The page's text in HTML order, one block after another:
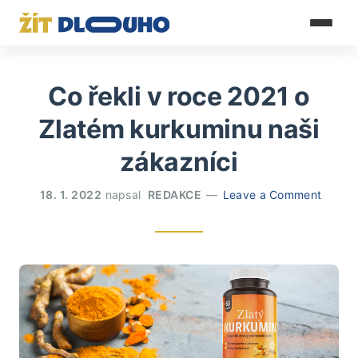
Co řekli v roce 2021 o
Zlatém kurkuminu naši
zákazníci
18. 1. 2022 napsal REDAKCE Leave a Comment